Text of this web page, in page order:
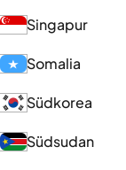
Singapur
Somalia
Südkorea
Südsudan